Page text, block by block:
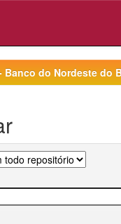
Banco do Nordeste do